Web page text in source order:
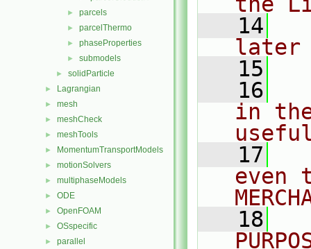
► parcels
► parcelThermo
► phaseProperties
► submodels
► solidParticle
► Lagrangian
► mesh
► meshCheck
► meshTools
► MomentumTransportModels
► motionSolvers
► multiphaseModels
► ODE
► OpenFOAM
► OSspecific
► parallel
   14
later
   15
   16
in
   17
even
   18